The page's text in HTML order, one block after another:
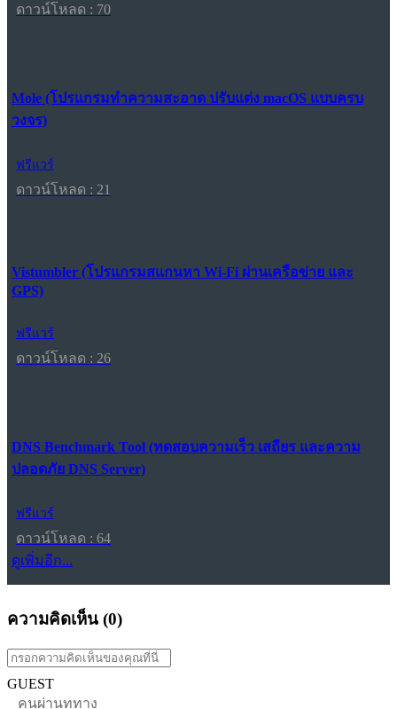
ดาวน์โหลด : 70
Mole (โปรแกรมทำความสะอาด ปรับแต่ง macOS แบบครบ
วงจร)
ฟรีแวร์
ดาวน์โหลด : 21
Vistumbler (โปรแกรมสแกนหา Wi-Fi ผ่านเครือข่าย และ
GPS)
ฟรีแวร์
ดาวน์โหลด : 26
DNS Benchmark Tool (ทดสอบความเร็ว เสถียร และความ
ปลอดภัย DNS Server)
ฟรีแวร์
ดาวน์โหลด : 64
ดูเพิ่มอีก...
ความคิดเห็น (0)
GUEST
คนผ่านททาง